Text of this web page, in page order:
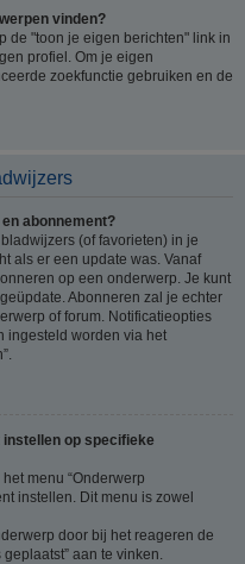
vinden?
de "toon je eigen berichten" link in
profiel. Om je eigen
zoekfunctie gebruiken en de
abonnement?
(of favorieten) in je
als er een update was. Vanaf
op een onderwerp. Je kunt
Abonneren zal je echter
of forum. Notificatieopties
ingesteld worden via het
instellen op specifieke
menu “Onderwerp
instellen. Dit menu is zowel
door bij het reageren de
aan te vinken.